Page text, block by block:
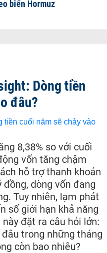
biển Hormuz
Dòng tiền
đâu?
8,38% so với cuối
vốn tăng chậm
hỗ trợ thanh khoản
dòng vốn đang
Tuy nhiên, lạm phát
số giới hạn khả năng
đặt ra câu hỏi lớn:
trong những tháng
còn bao nhiêu?